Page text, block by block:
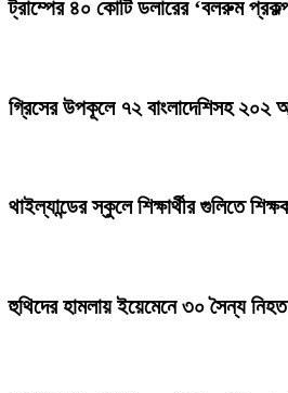
ট্রাম্পের ৪০ কোটি ডলারের ‘বলরুম
গ্রিসের উপকূলে ৭২ বাংলাদেশিসহ ২০২
থাইল্যান্ডের স্কুলে শিক্ষার্থীর গুলিতে
হুথিদের হামলায় ইয়েমেনে ৩০ সৈন্য নিহত